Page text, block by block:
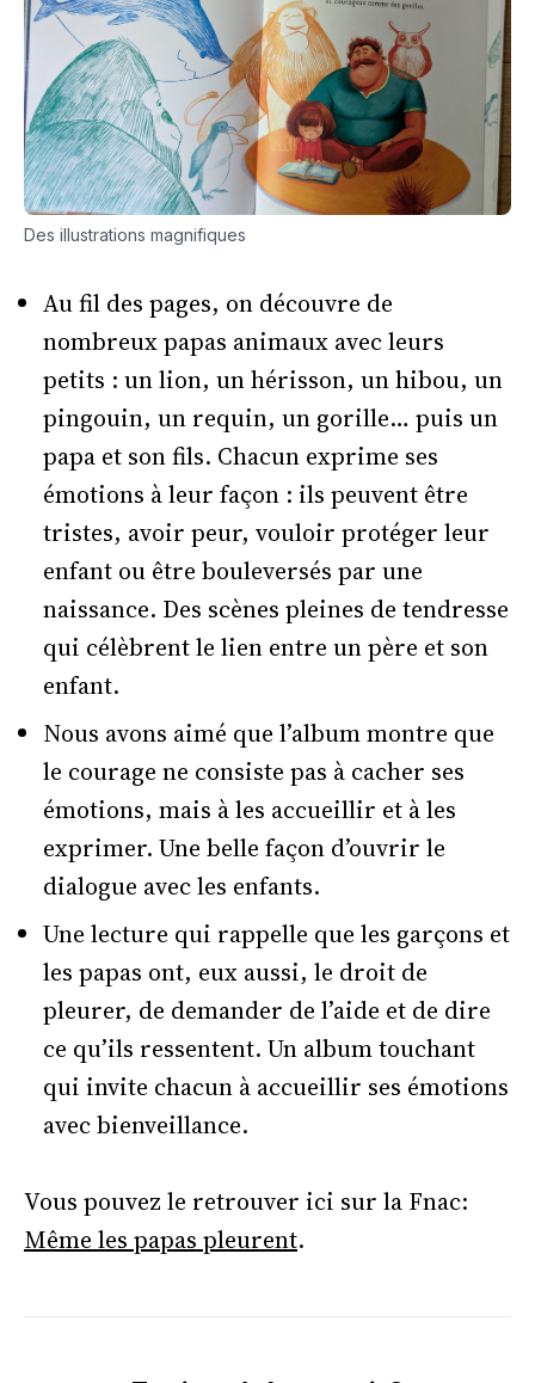
Des illustrations magnifiques
Au fil des pages, on découvre de
nombreux papas animaux avec leurs
petits : un lion, un hérisson, un hibou, un
pingouin, un requin, un gorille… puis un
papa et son fils. Chacun exprime ses
émotions à leur façon : ils peuvent être
tristes, avoir peur, vouloir protéger leur
enfant ou être bouleversés par une
naissance. Des scènes pleines de tendresse
qui célèbrent le lien entre un père et son
enfant.
Nous avons aimé que l’album montre que
le courage ne consiste pas à cacher ses
émotions, mais à les accueillir et à les
exprimer. Une belle façon d’ouvrir le
dialogue avec les enfants.
Une lecture qui rappelle que les garçons et
les papas ont, eux aussi, le droit de
pleurer, de demander de l’aide et de dire
ce qu’ils ressentent. Un album touchant
qui invite chacun à accueillir ses émotions
avec bienveillance.
Vous pouvez le retrouver ici sur la Fnac:
Même les papas pleurent.